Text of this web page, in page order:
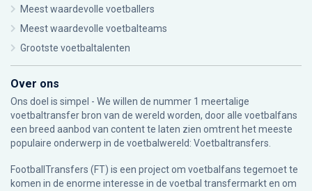
Meest waardevolle voetballers
Meest waardevolle voetbalteams
Grootste voetbaltalenten
Over ons
Ons doel is simpel - We willen de nummer 1 meertalige
voetbaltransfer bron van de wereld worden, door alle voetbalfans
een breed aanbod van content te laten zien omtrent het meeste
populaire onderwerp in de voetbalwereld: Voetbaltransfers.
FootballTransfers (FT) is een project om voetbalfans tegemoet te
komen in de enorme interesse in de voetbal transfermarkt en om